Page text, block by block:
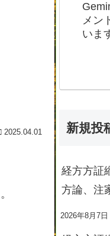
2025.04.01
メン
いま
新規投
経方方証
方論、注
2026年8月7日